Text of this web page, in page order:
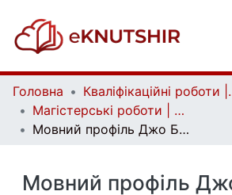
Головна
Магістерські роботи | Master's theses
Мовний профіль Джо Байдена
Мовний профіль